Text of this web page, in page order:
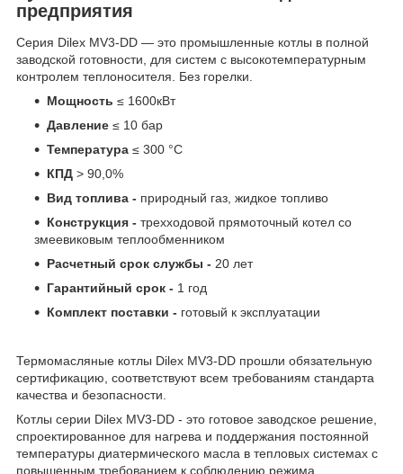
предприятия
Серия Dilex MV3-DD — это промышленные котлы в полной
заводской готовности, для систем с высокотемпературным
контролем теплоносителя. Без горелки.
Мощность ≤ 1600кВт
Давление ≤ 10 бар
Температура ≤ 300 °C
КПД > 90,0%
Вид топлива - природный газ, жидкое топливо
Конструкция - трехходовой прямоточный котел со
змеевиковым теплообменником
Расчетный срок службы - 20 лет
Гарантийный срок - 1 год
Комплект поставки - готовый к эксплуатации
Термомасляные котлы Dilex MV3-DD прошли обязательную
сертификацию, соответствуют всем требованиям стандарта
качества и безопасности.
Котлы серии Dilex MV3-DD - это готовое заводское решение,
спроектированное для нагрева и поддержания постоянной
температуры диатермического масла в тепловых системах с
повышенным требованием к соблюдению режима